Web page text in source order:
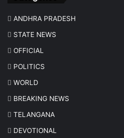
ANDHRA PRADESH
STATE NEWS
OFFICIAL
POLITICS
WORLD
BREAKING NEWS
TELANGANA
DEVOTIONAL